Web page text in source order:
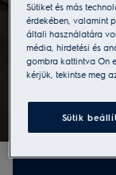
Az ÚJ
A
Sütiket és más
érdekében, valamint
általi használatára
média, hirdetési és
gombra kattintva Ön
kérjük, tekintse meg
Sütik